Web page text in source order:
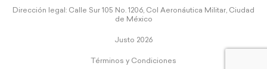
Dirección legal: Calle Sur 105 No. 1206, Col Aeronáutica Militar, Ciudad
de México
Justo 2026
Términos y Condiciones